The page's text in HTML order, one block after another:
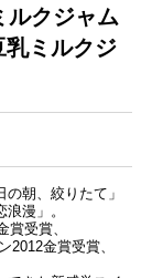
ルクジャム
ミルクジ
朝、絞りたて」
漫」。
受賞、
金賞受賞、